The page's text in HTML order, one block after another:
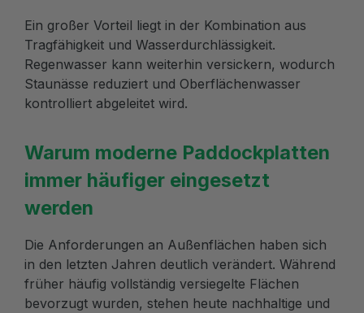
Ein großer Vorteil liegt in der Kombination aus
Tragfähigkeit und Wasserdurchlässigkeit.
Regenwasser kann weiterhin versickern, wodurch
Staunässe reduziert und Oberflächenwasser
kontrolliert abgeleitet wird.
Warum moderne Paddockplatten
immer häufiger eingesetzt
werden
Die Anforderungen an Außenflächen haben sich
in den letzten Jahren deutlich verändert. Während
früher häufig vollständig versiegelte Flächen
bevorzugt wurden, stehen heute nachhaltige und